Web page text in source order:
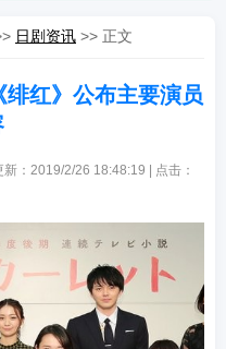
日剧资讯 >> 正文
红》公布主要演员
新：2019/2/26 18:48:19 | 点击：